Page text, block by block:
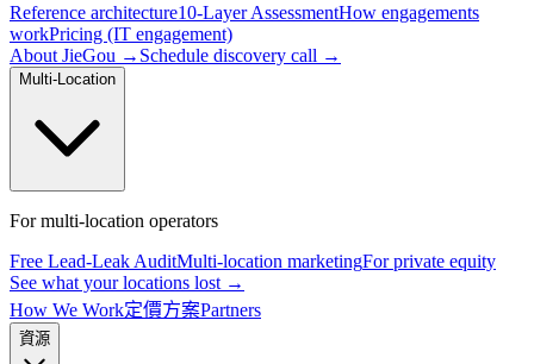
Reference architecture10-Layer AssessmentHow engagements
workPricing (IT engagement)
About JieGou → Schedule discovery call →
Multi-Location
For multi-location operators
Free Lead-Leak AuditMulti-location marketingFor private equity
See what your locations lost →
How We Work定價方案Partners
資源